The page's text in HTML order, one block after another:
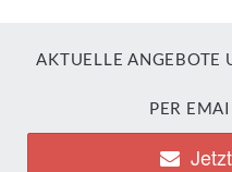
AKTUELLE ANGEBOTE
PER